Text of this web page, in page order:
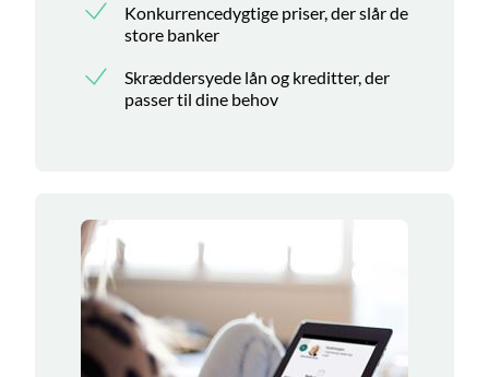
Konkurrencedygtige priser, der slår de
store banker
Skræddersyede lån og kreditter, der
passer til dine behov